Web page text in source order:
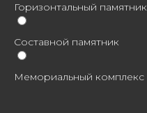
Горизонтальный памятник
Составной памятник
Мемориальный комплекс